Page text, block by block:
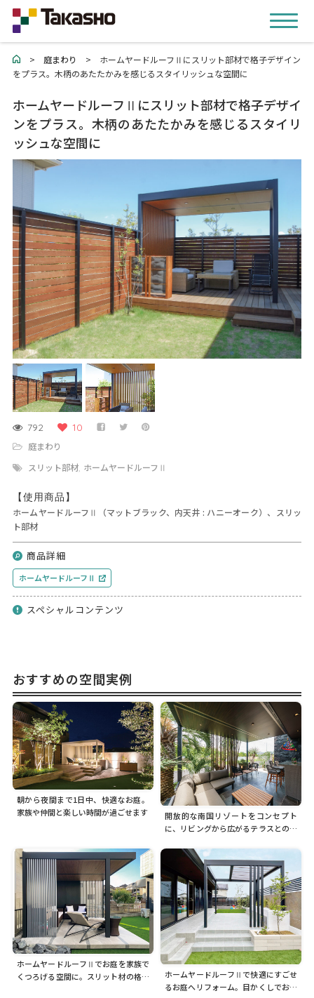
> 庭まわり > ホームヤードルーフⅡにスリット部材で格子デザイン
をプラス。木柄のあたたかみを感じるスタイリッシュな空間に
ホームヤードルーフⅡにスリット部材で格子デザイ
ンをプラス。木柄のあたたかみを感じるスタイリ
ッシュな空間に
792 10
庭まわり
スリット部材, ホームヤードルーフⅡ
【使用商品】
ホームヤードルーフⅡ（マットブラック、内天井 : ハニーオーク）、スリッ
ト部材
商品詳細
ホームヤードルーフⅡ
スペシャルコンテンツ
おすすめの空間実例
朝から夜間まで1日中、快適なお庭。
家族や仲間と楽しい時間が過ごせます
開放的な南国リゾートをコンセプト
に、リビングから広がるテラスとの一
ホームヤードルーフⅡでお庭を家族で
くつろげる空間に。スリット材の格子
ホームヤードルーフⅡで快適にすごせ
るお庭へリフォーム。目かくしでお庭